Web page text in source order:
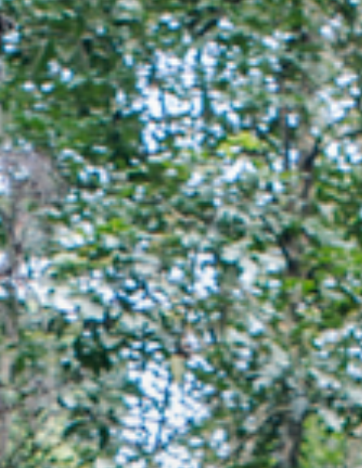
你知道这里吗？全台唯一水中土地公庙！传说中的湖心美景秘境🤭
此处依山傍水，环境宜人，早上还可看老鹰空中盘旋呢！管理人员
还得靠竹筏登岛参拜～是不是很特别？
这座伫立于大溪新福圳1号池中的土地公庙，不开放入内参拜，定期
由管理人员得靠竹筏过河参拜
🚌顺游：
#大艽芎古道 ，踏青健走好去处，每年三到五月桐花季时，漫天飞
舞的四月雪，宛若一条雪毯。好天气还可远望台湾海峡，欣赏海天
一色美景！
📌桃园大溪#水中土地公庙
📌#大溪头寮大池 #屡丰宫
📌桃园市大溪区新福圳一号池
💓谢谢 @qiuung 分享
#桃园玩什么
欢迎标註#@taoyuantravel /#taoyuantravel /#乐游桃园 ，就有
机会出现在桃园观光旅游官方社群(IG、FB)，让更多人看见！
#桃园
#桃园景点 #大溪 #大溪景点 #桃园旅游 #TaoyuanCity
#Taoyuan #TAIWAN #TRAVEL